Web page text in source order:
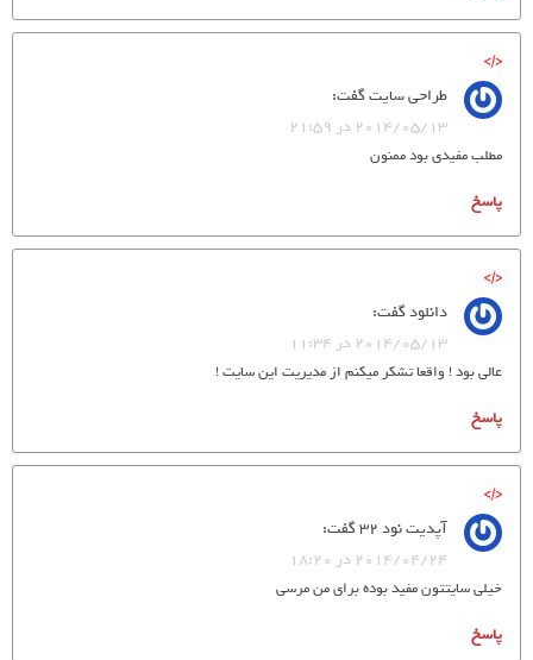
طراحی سایتگفت:
2014/05/13 در 21:59
مطلب مفیدی بود ممنون
پاسخ
دانلودگفت:
2014/05/13 در 11:34
عالی بود !‌ واقعا تشکر میکنم از مدیریت این سایت !‌
پاسخ
آپدیت نود 32
گفت:
2014/04/24 در 18:20
خیلی سایتتون مفید بوده برای من مرسی
پاسخ